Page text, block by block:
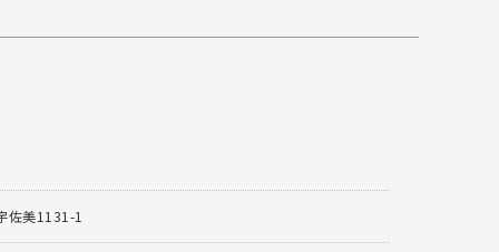
佐美1131-1